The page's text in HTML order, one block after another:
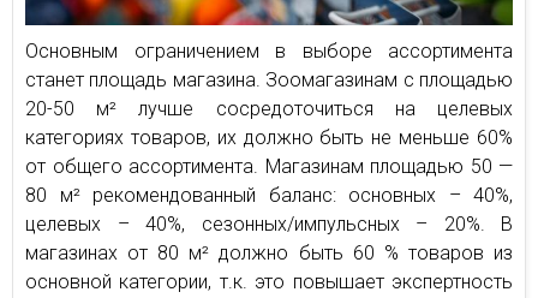
Основным ограничением в выборе ассортимента
станет площадь магазина. Зоомагазинам с площадью
20-50 м² лучше сосредоточиться на целевых
категориях товаров, их должно быть не меньше 60%
от общего ассортимента. Магазинам площадью 50 —
80 м² рекомендованный баланс: основных – 40%,
целевых – 40%, сезонных/импульсных – 20%. В
магазинах от 80 м² должно быть 60 % товаров из
основной категории, т.к. это повышает экспертность